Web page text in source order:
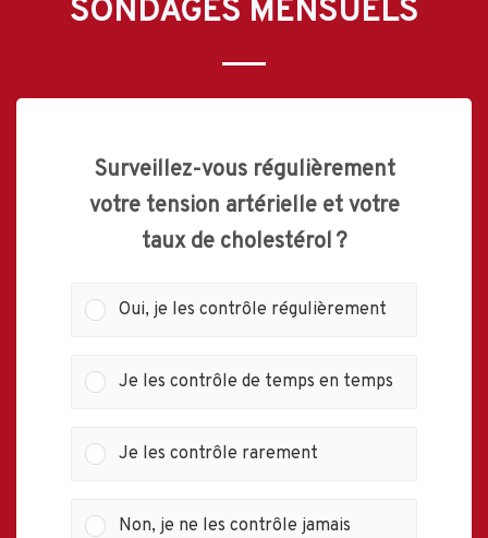
SONDAGES MENSUELS
Surveillez-vous régulièrement
votre tension artérielle et votre
taux de cholestérol ?
Oui, je les contrôle régulièrement
Je les contrôle de temps en temps
Je les contrôle rarement
Non, je ne les contrôle jamais